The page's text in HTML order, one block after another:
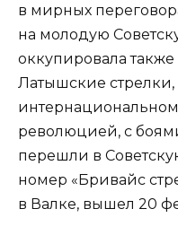
в мирных
на молодую
оккупировала
Латышские
революцией, с
перешли в
номер «Бривайс
в Валке, вышел 20